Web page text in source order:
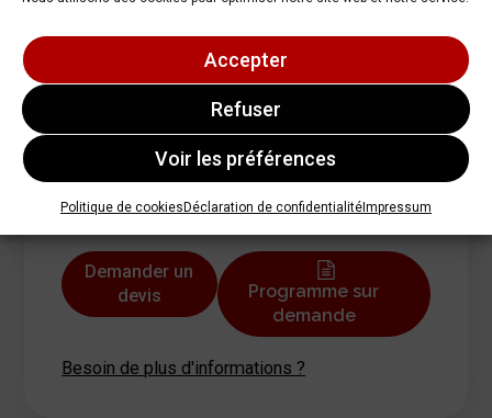
Accepter
Refuser
Voir les préférences
Politique de cookies Déclaration de confidentialitéImpressum
Plus d'informations
Si aucune session ci-dessus ne correspond à
vos attentes ou si vous désirez une formation
en INTRA, vous pouvez nous faire part de
dessous.
Demander un
devis
Programme sur
demande
Besoin de plus d'informations ?